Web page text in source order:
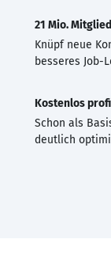
21 Mio.
Knüpf neue
besseres Job-
Kostenlos
Schon als
deutlich